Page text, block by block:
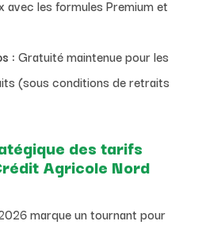
avec les formules Premium et
: Gratuité maintenue pour les
(sous conditions de retraits
des tarifs
Agricole Nord
marque un tournant pour